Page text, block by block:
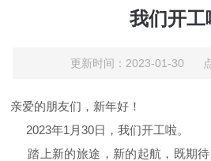
我们开工
更新时间：2023-01-30
亲爱的朋友们，新年好！
2023年1月30日，我们开工啦。
踏上新的旅途，新的起航，既期待